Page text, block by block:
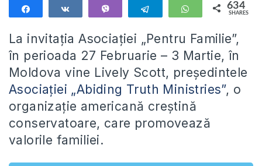
Telegram WhatsApp
634
SHARES
La invitaţia Asociaţiei „Pentru Familie”,
în perioada 27 Februarie – 3 Martie, în
Moldova vine Lively Scott, preşedintele
Asociaţiei „Abiding Truth Ministries”, o
organizaţie americană creştină
conservatoare, care promovează
valorile familiei.